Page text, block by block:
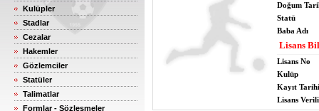
Kulüpler
Stadlar
Cezalar
Hakemler
Gözlemciler
Statüler
Talimatlar
Formlar - Sözleşmeler
Doğum
Statü
Baba Adı
Lisans
Lisans No
Kulüp
Kayıt Tarihi
Lisans